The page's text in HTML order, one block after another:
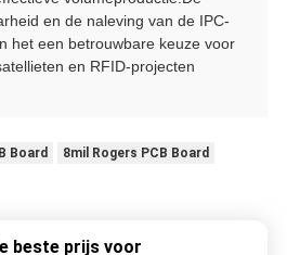
en de naleving van de IPC-
het een betrouwbare keuze voor
en RFID-projecten
Board
8mil Rogers PCB Board
beste prijs voor